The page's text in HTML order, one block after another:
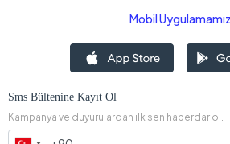
Mobil Uygulamamız
Sms Bültenine Kayıt Ol
Kampanya ve duyurulardan ilk sen haberdar ol.